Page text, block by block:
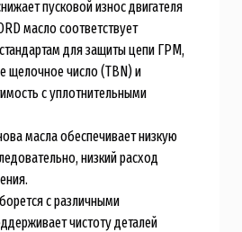
пусковой износ двигателя
масло соответствует
для защиты цепи ГРМ,
щелочное число (TBN) и
с уплотнительными
масла обеспечивает низкую
низкий расход
с различными
чистоту деталей